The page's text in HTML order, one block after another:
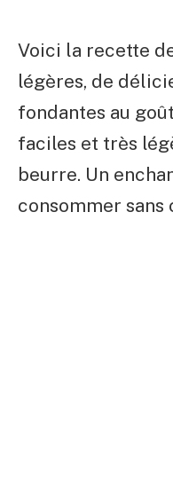
Voici la recette
légères, de
fondantes au
faciles et très
beurre. Un
consommer